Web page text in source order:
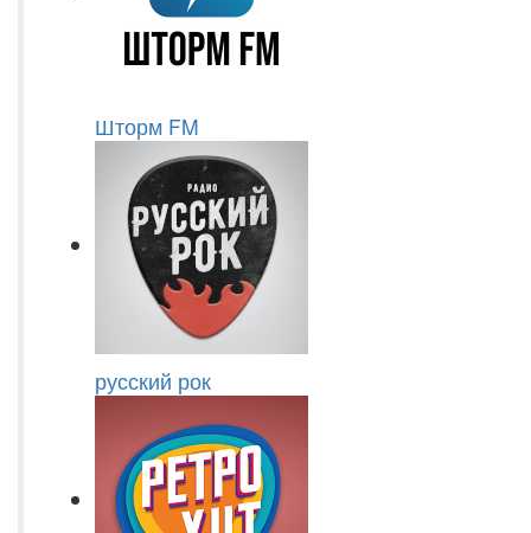
Шторм FM
русский рок